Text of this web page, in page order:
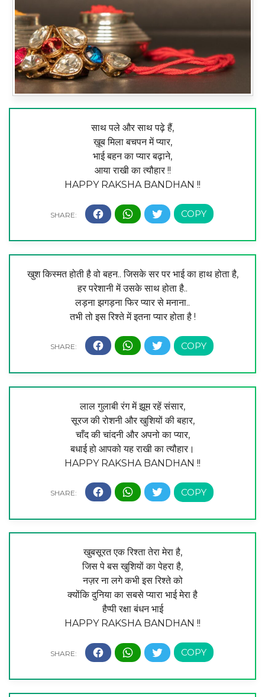
साथ पले और साथ पढ़े हैं,
ख़ूब मिला बचपन में प्यार,
भाई बहन का प्यार बढ़ाने,
आया राखी का त्यौहार !!
HAPPY RAKSHA BANDHAN !!
खुश किस्मत होती है वो बहन.. जिसके सर पर भाई का हाथ होता है,
हर परेशानी में उसके साथ होता है..
लड़ना झगड़ना फिर प्यार से मनाना..
तभी तो इस रिश्ते में इतना प्यार होता है !
लाल गुलाबी रंग में झूम रहें संसार,
सूरज की रोशनी और खुशियों की बहार,
चाँद की चांदनी और अपनो का प्यार,
बधाई हो आपको यह राखी का त्यौहार।
HAPPY RAKSHA BANDHAN !!
खुबसूरत एक रिश्ता तेरा मेरा है,
जिस पे बस खुशियों का पेहरा है,
नज़र ना लगे कभी इस रिश्ते को
क्योंकि दुनिया का सबसे प्यारा भाई मेरा है
हैप्पी रक्षा बंधन भाई
HAPPY RAKSHA BANDHAN !!